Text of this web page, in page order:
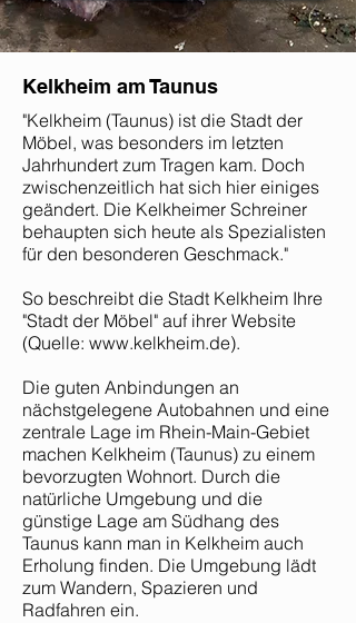
Kelkheim am Taunus
"Kelkheim (Taunus) ist die Stadt der
Möbel, was besonders im letzten
Jahrhundert zum Tragen kam. Doch
zwischenzeitlich hat sich hier einiges
geändert. Die Kelkheimer Schreiner
behaupten sich heute als Spezialisten
für den besonderen Geschmack."
So beschreibt die Stadt Kelkheim Ihre
"Stadt der Möbel" auf ihrer Website
(Quelle: www.kelkheim.de).
Die guten Anbindungen an
nächstgelegene Autobahnen und eine
zentrale Lage im Rhein-Main-Gebiet
machen Kelkheim (Taunus) zu einem
bevorzugten Wohnort. Durch die
natürliche Umgebung und die
günstige Lage am Südhang des
Taunus kann man in Kelkheim auch
Erholung finden. Die Umgebung lädt
zum Wandern, Spazieren und
Radfahren ein.